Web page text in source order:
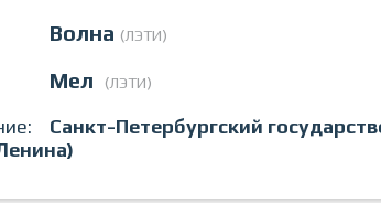
Волна (ЛЭТИ)
Мел (ЛЭТИ)
Санкт-Петербургский